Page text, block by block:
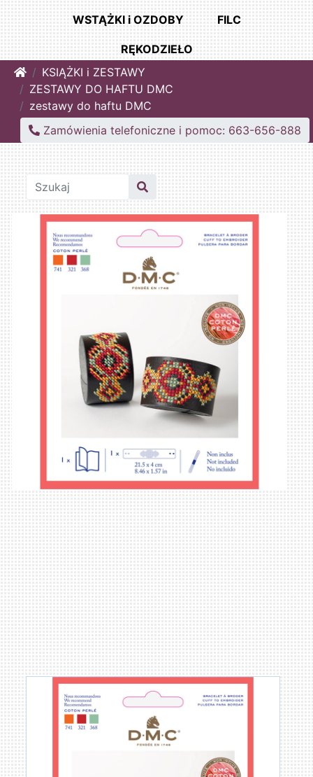
WSTĄŻKI i OZDOBY FILC
RĘKODZIEŁO
HomeKSIĄŻKI i ZESTAWY
ZESTAWY DO HAFTU DMC
zestawy do haftu DMC
Zamówienia telefoniczne i pomoc: 663-656-888